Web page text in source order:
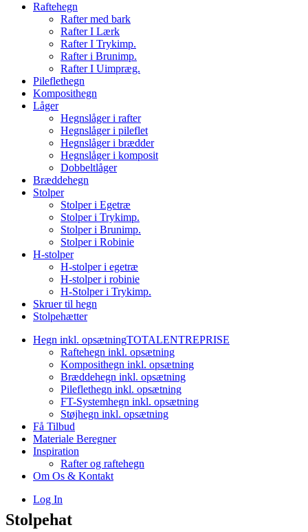
Raftehegn
Rafter med bark
Rafter I Lærk
Rafter I Trykimp.
Rafter i Brunimp.
Rafter I Uimpræg.
Pileflethegn
Komposithegn
Låger
Hegnslåger i rafter
Hegnslåger i pileflet
Hegnslåger i brædder
Hegnslåger i komposit
Dobbeltlåger
Bræddehegn
Stolper
Stolper i Egetræ
Stolper i Trykimp.
Stolper i Brunimp.
Stolper i Robinie
H-stolper
H-stolper i egetræ
H-stolper i robinie
H-Stolper i Trykimp.
Skruer til hegn
Stolpehætter
Hegn inkl. opsætningTOTALENTREPRISE
Raftehegn inkl. opsætning
Komposithegn inkl. opsætning
Bræddehegn inkl. opsætning
Pileflethegn inkl. opsætning
FT-Systemhegn inkl. opsætning
Støjhegn inkl. opsætning
Få Tilbud
Materiale Beregner
Inspiration
Rafter og raftehegn
Om Os & Kontakt
Log In
Stolpehat